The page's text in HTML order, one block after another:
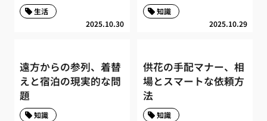
2025.10.30
生活
2025.10.29
知識
遠方からの参列、着替
えと宿泊の現実的な問
題
知識
供花の手配マナー、相
場とスマートな依頼方
法
知識